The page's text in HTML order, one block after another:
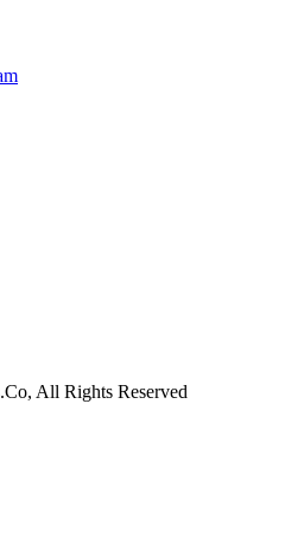
All Rights Reserved